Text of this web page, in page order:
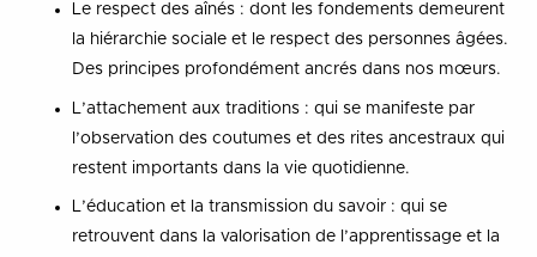
Le respect des aînés : dont les fondements demeurent
la hiérarchie sociale et le respect des personnes âgées.
Des principes profondément ancrés dans nos mœurs.
L’attachement aux traditions : qui se manifeste par
l’observation des coutumes et des rites ancestraux qui
restent importants dans la vie quotidienne.
L’éducation et la transmission du savoir : qui se
retrouvent dans la valorisation de l’apprentissage et la